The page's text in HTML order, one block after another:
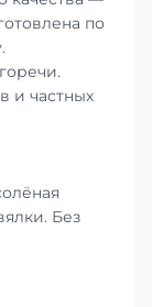
по
и частных
Без